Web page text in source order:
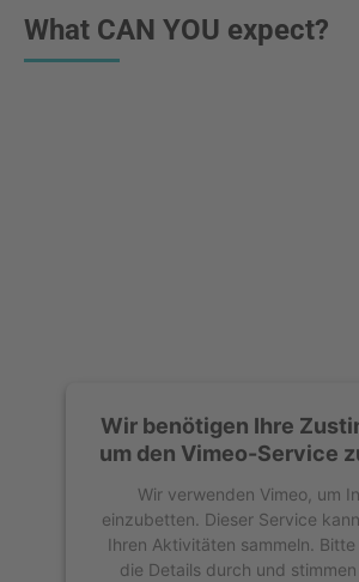
What CAN YOU expect?
Wir benötigen Ihre
um den Vimeo-Service
Wir verwenden Vimeo, um
einzubetten. Dieser Service
Ihren Aktivitäten sammeln. Bitte
die Details durch und